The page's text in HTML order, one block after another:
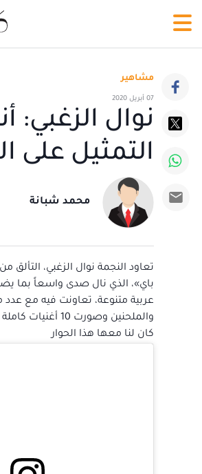
مشاهير
07 أبريل 2020
نوال الزغبي:
التمثيل على
محمد شبانة
تعاود النجمة نوال الزغبي، التألق
باي»، الذي نال صدى واسعاً بما
عربية متنوعة، تعاونت فيه مع
والملحنين وصورت 10 أغنيات كاملة بطريقة الفيديو كليب.
كان لنا معها هذا الحوار